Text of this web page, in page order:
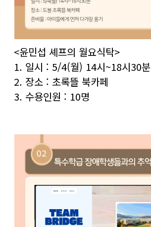
<윤민섭 셰프의 월요식탁>
1. 일시 : 5/4(월) 14시~18시30분
2. 장소 : 초록뜰 북카페
3. 수용인원 : 10명